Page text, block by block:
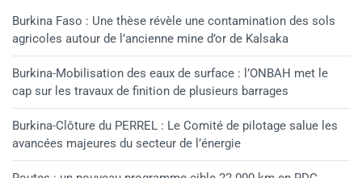
Burkina Faso : Une thèse révèle une contamination des sols
agricoles autour de l’ancienne mine d’or de Kalsaka
Burkina-Mobilisation des eaux de surface : l’ONBAH met le
cap sur les travaux de finition de plusieurs barrages
Burkina-Clôture du PERREL : Le Comité de pilotage salue les
avancées majeures du secteur de l’énergie